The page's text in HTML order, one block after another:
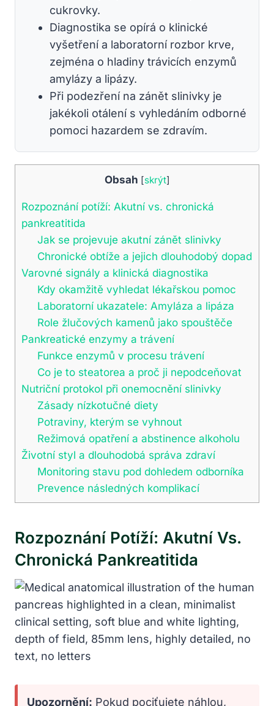
cukrovky.
Diagnostika se opírá o klinické
vyšetření a laboratorní rozbor krve,
zejména o hladiny trávicích enzymů
amylázy a lipázy.
Při podezření na zánět slinivky je
jakékoli otálení s vyhledáním odborné
pomoci hazardem se zdravím.
Obsah [skrýt]
Rozpoznání potíží: Akutní vs. chronická
pankreatitida
Jak se projevuje akutní zánět slinivky
Chronické obtíže a jejich dlouhodobý dopad
Varovné signály a klinická diagnostika
Kdy okamžitě vyhledat lékařskou pomoc
Laboratorní ukazatele: Amyláza a lipáza
Role žlučových kamenů jako spouštěče
Pankreatické enzymy a trávení
Funkce enzymů v procesu trávení
Co je to steatorea a proč ji nepodceňovat
Nutriční protokol při onemocnění slinivky
Zásady nízkotučné diety
Potraviny, kterým se vyhnout
Režimová opatření a abstinence alkoholu
Životní styl a dlouhodobá správa zdraví
Monitoring stavu pod dohledem odborníka
Prevence následných komplikací
Rozpoznání Potíží: Akutní Vs.
Chronická Pankreatitida
Upozornění: Pokud pociťujete náhlou,